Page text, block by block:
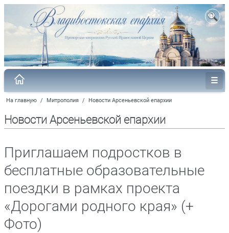
На главную / Митрополия / Новости Арсеньевской епархии
Новости Арсеньевской епархии
Приглашаем подростков в
бесплатные образовательные
поездки в рамках проекта
«Дорогами родного края» (+
Фото)